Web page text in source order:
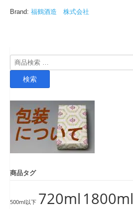
Brand: 福鶴酒造 株式会社
検
索
検索
商品タグ
500ml以下 720ml 1800ml